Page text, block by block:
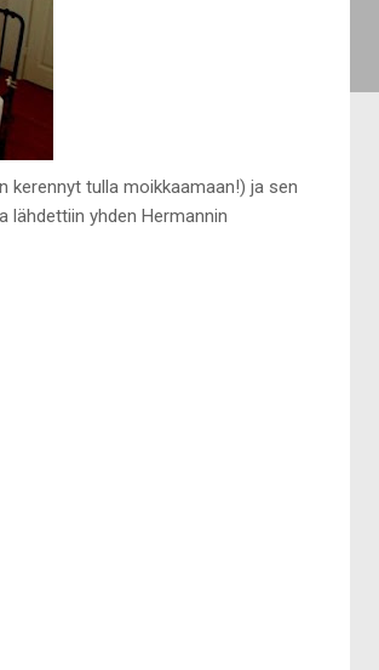
kerennyt tulla moikkaamaan!) ja sen
lähdettiin yhden Hermannin